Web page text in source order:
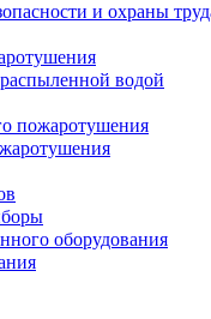
и охраны
водой
пожаротушения
оборудования